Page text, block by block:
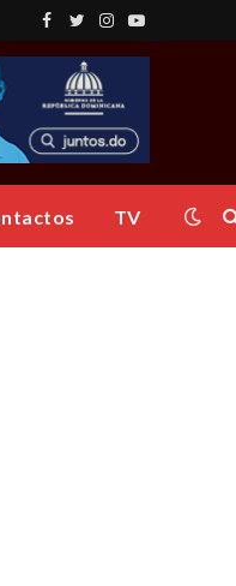
Facebook
TwitterInstagram
YouTube
TV